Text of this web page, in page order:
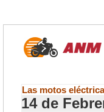
Las motos
14 de